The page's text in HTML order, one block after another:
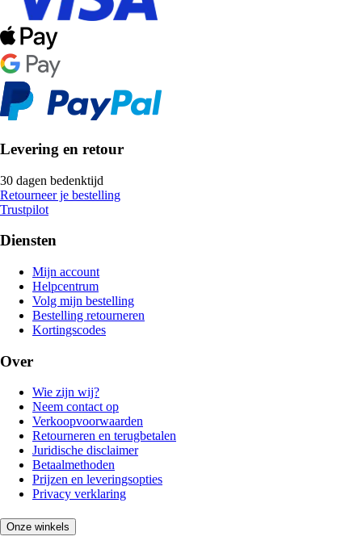
Levering en retour
30 dagen bedenktijd
Retourneer je bestelling
Trustpilot
Diensten
Mijn account
Helpcentrum
Volg mijn bestelling
Bestelling retourneren
Kortingscodes
Over
Wie zijn wij?
Neem contact op
Verkoopvoorwaarden
Retourneren en terugbetalen
Juridische disclaimer
Betaalmethoden
Prijzen en leveringsopties
Privacy verklaring
Onze winkels